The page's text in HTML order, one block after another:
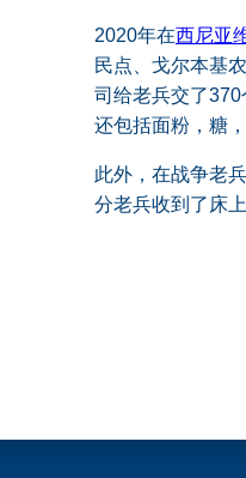
2020年在西尼亚
民点、戈尔本基
司给老兵交了
还包括面粉，糖
此外，在战争老
分老兵收到了床